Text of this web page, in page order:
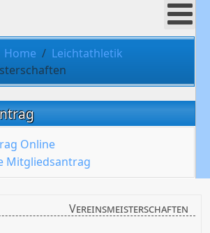
Home
Leichtathletik
Vereinsmeisterschaften